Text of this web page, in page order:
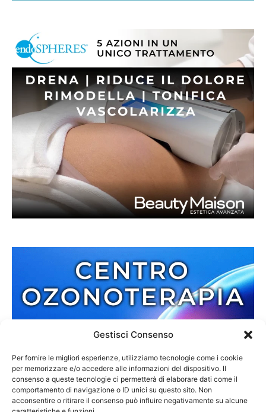
Gestisci Consenso
Per fornire le migliori esperienze, utilizziamo tecnologie come i cookie
per memorizzare e/o accedere alle informazioni del dispositivo. Il
consenso a queste tecnologie ci permetterà di elaborare dati come il
comportamento di navigazione o ID unici su questo sito. Non
acconsentire o ritirare il consenso può influire negativamente su alcune